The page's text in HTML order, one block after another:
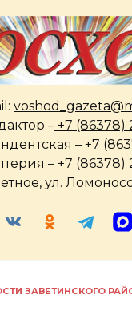
– +7 (86378)
– +7
– +7 (86378)
ул.
ЗАВЕТИНСКОГО